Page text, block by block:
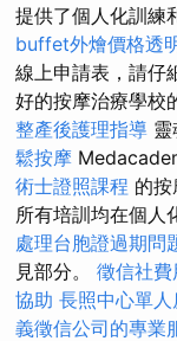
提供了個人化訓練
buffet外燴價格透
線上申請表，請仔
好的按摩治療學校
整產後護理指導
鬆按摩
術士證照課程 的
所有培訓均在個人
處理台胞證過期問
見部分。 徵信社
協助 長照中心單
義徵信公司的專業